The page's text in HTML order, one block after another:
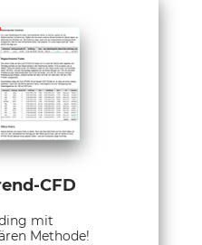
CFD
mit
Methode!